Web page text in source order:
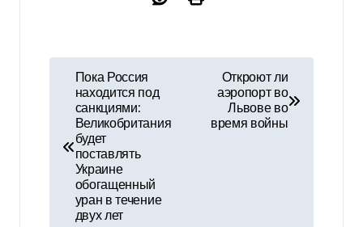
в
Пока Россия
находится под
санкциями:
Великобритания
будет
поставлять
Украине
обогащенный
уран в течение
двух лет
Откроют ли
аэропорт во
Львове во
время войны